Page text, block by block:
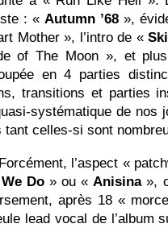
: «Autumn ’68 »,
Mother », l’intro de «
of The Moon », et plus
en 4 parties
transitions et parties
systématique de
celles-si sont
l’aspect «
Do» ou «Anisina»,
après 18 «
lead vocal de l’album